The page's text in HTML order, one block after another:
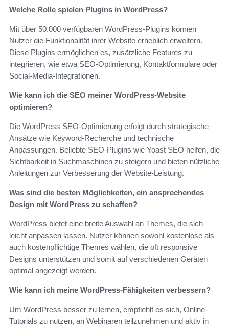
Welche Rolle spielen Plugins in WordPress?
Mit über 50.000 verfügbaren WordPress-Plugins können
Nutzer die Funktionalität ihrer Website erheblich erweitern.
Diese Plugins ermöglichen es, zusätzliche Features zu
integrieren, wie etwa SEO-Optimierung, Kontaktformulare oder
Social-Media-Integrationen.
Wie kann ich die SEO meiner WordPress-Website
optimieren?
Die WordPress SEO-Optimierung erfolgt durch strategische
Ansätze wie Keyword-Recherche und technische
Anpassungen. Beliebte SEO-Plugins wie Yoast SEO helfen, die
Sichtbarkeit in Suchmaschinen zu steigern und bieten nützliche
Anleitungen zur Verbesserung der Website-Leistung.
Was sind die besten Möglichkeiten, ein ansprechendes
Design mit WordPress zu schaffen?
WordPress bietet eine breite Auswahl an Themes, die sich
leicht anpassen lassen. Nutzer können sowohl kostenlose als
auch kostenpflichtige Themes wählen, die oft responsive
Designs unterstützen und somit auf verschiedenen Geräten
optimal angezeigt werden.
Wie kann ich meine WordPress-Fähigkeiten verbessern?
Um WordPress besser zu lernen, empfiehlt es sich, Online-
Tutorials zu nutzen, an Webinaren teilzunehmen und aktiv in